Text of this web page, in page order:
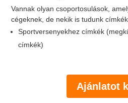
Vannak olyan csoportosulások,
cégeknek, de nekik is tudunk
Sportversenyekhez címkék
címkék)
Ajánlatot